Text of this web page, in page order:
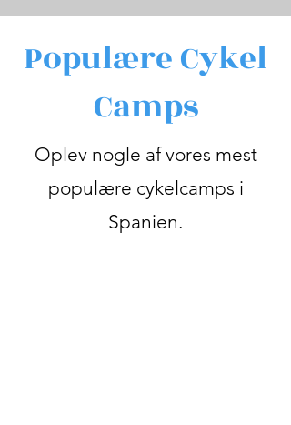
Populære Cykel
Camps
Oplev nogle af vores mest
populære cykelcamps i
Spanien.